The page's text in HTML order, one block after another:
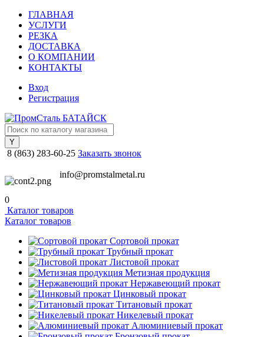
ГЛАВНАЯ
УСЛУГИ
РЕЗКА
ДОСТАВКА
О КОМПАНИИ
КОНТАКТЫ
Вход
Регистрация
8 (863) 283-60-25 Заказать звонок
info@promstalmetal.ru
0
Каталог товаров
Каталог товаров
Сортовой прокат
Трубный прокат
Листовой прокат
Метизная продукция
Нержавеющий прокат
Цинковый прокат
Титановый прокат
Никелевый прокат
Алюминиевый прокат